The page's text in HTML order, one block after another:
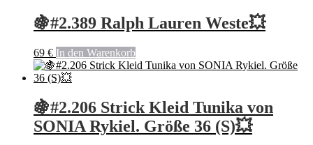
🍇#2.389 Ralph Lauren Weste💥
69 € In den Warenkorb
🍇#2.206 Strick Kleid Tunika von
SONIA Rykiel. Größe 36 (S)💥